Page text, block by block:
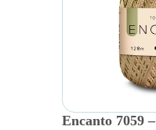
Encanto 7059